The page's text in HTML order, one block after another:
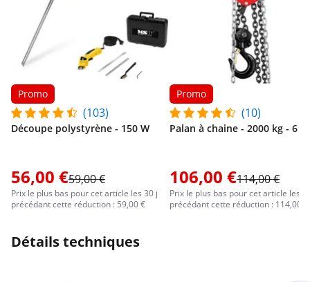
Promo
(103)
Découpe polystyrène - 150 W
56,00 €59,00 €
Prix le plus bas pour cet article les 30 j
précédant cette réduction : 59,00 €
Promo
(10)
Palan à chaine - 2000 kg - 6 m
106,00 €114,00 €
Prix le plus bas pour cet article les
précédant cette réduction : 114,00 €
Détails techniques